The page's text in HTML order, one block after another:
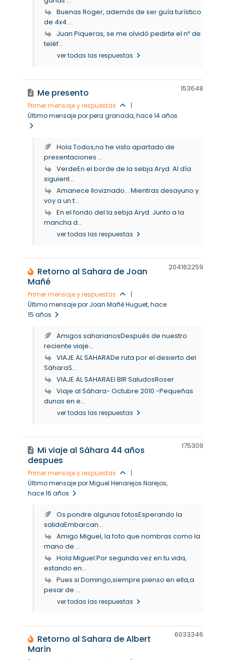
Buenas Roger, además de ser guía turístico
de 4x4 ...
Juan Piqueras, se me olvidó pedirte el nº de
teléf...
ver todas las respuestas
Me presento
Primer mensaje y respuestas
|
Último mensaje por pera granada, hace 14 años
153648
Hola Todos,no he visto apartado de
presentaciones ...
VerdeEn el borde de la sebja Aryd. Al día
siguient...
Amanece lloviznado… Mientras desayuno y
voy a un t...
En el fondo del la sebja Aryd. Junto a la
mancha d...
ver todas las respuestas
Retorno al Sahara de Joan
Mañé
Primer mensaje y respuestas
|
Último mensaje por Joan Mañé Huguet, hace
15 años
204162259
Amigos saharianosDespués de nuestro
reciente viaje...
VIAJE AL SAHARADe ruta por el desierto del
SáharaS...
VIAJE AL SAHARAEl BIR SaludosRoser
Viaje al Sáhara- Octubre 2010 -Pequeñas
dunas en e...
ver todas las respuestas
Mi viaje al Sáhara 44 años
despues
Primer mensaje y respuestas
|
Último mensaje por Miguel Henarejos Narejos,
hace 16 años
175309
Os pondre algunas fotosEsperando la
salidaEmbarcan...
Amigo Miguel, la foto que nombras como la
mano de ...
Hola Miguel:Por segunda vez en tu vida,
estando en...
Pues si Domingo,siempre pienso en ella,a
pesar de ...
ver todas las respuestas
Retorno al Sahara de Albert
Marín
6033346